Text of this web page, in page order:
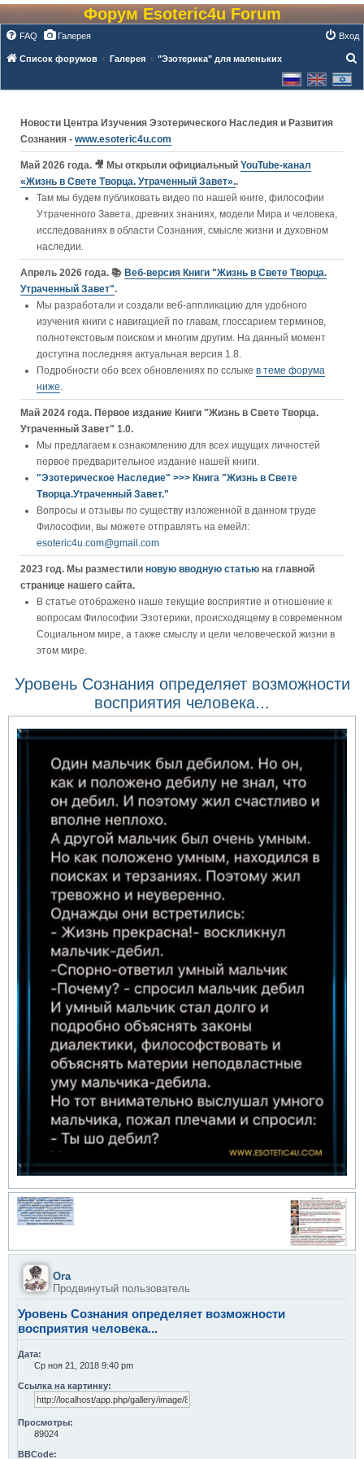
Форум Esoteric4u Forum
FAQ Галерея Вход
Список форумов Галерея "Эзотерика" для маленьких
Новости Центра Изучения Эзотерического Наследия и Развития
Сознания - www.esoteric4u.com
Май 2026 года. 🎥 Мы открыли официальный YouTube‑канал
«Жизнь в Свете Творца. Утраченный Завет»..
Там мы будем публиковать видео по нашей книге, философии
Утраченного Завета, древних знаниях, модели Мира и человека,
исследованиях в области Сознания, смысле жизни и духовном
наследии.
Апрель 2026 года. 📚 Веб-версия Книги "Жизнь в Свете Творца.
Утраченный Завет".
Мы разработали и создали веб-аппликацию для удобного
изучения книги c навигацией по главам, глоссарием терминов,
полнотекстовым поиском и многим другим. На данный момент
доступна последняя актуальная версия 1.8.
Подробности обо всех обновлениях по сслыке в теме форума
ниже.
Май 2024 года. Первое издание Книги "Жизнь в Свете Творца.
Утраченный Завет" 1.0.
Мы предлагаем к ознакомлению для всех ищущих личностей
первое предварительное издание нашей книги.
"Эзотерическое Наследие" >>> Книга "Жизнь в Свете
Творца.Утраченный Завет."
Вопросы и отзывы по существу изложенной в данном труде
Философии, вы можете отправлять на емейл:
esoteric4u.com@gmail.com
2023 год. Мы разместили новую вводную статью на главной
странице нашего сайта.
В статье отображено наше текущие восприятие и отношение к
вопросам Философии Эзотерики, происходящему в современном
Социальном мире, а также смыслу и цели человеческой жизни в
этом мире.
Уровень Сознания определяет возможности
восприятия человека...
Ora
Продвинутый пользователь
Уровень Сознания определяет возможности
восприятия человека...
Дата:
Ср ноя 21, 2018 9:40 pm
Ссылка на картинку:
Просмотры:
89024
BBCode: